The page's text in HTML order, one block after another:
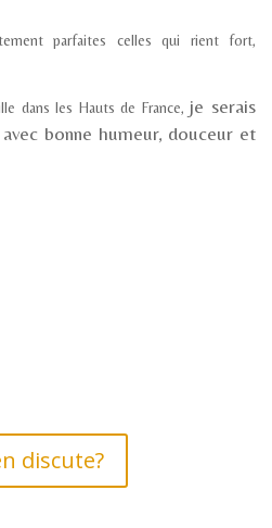
parfaites celles qui rient fort,
dans les Hauts de France, je serais
bonne humeur, douceur et
discute?